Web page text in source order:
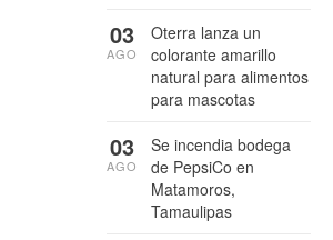
Oterra lanza un
colorante amarillo
natural para alimentos
para mascotas
03
AGO
Se incendia bodega
de PepsiCo en
Matamoros,
Tamaulipas
03
AGO